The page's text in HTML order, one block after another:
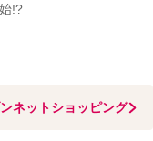
!?
ネットショッピング